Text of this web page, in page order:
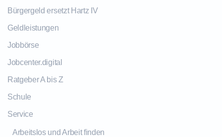
Bürgergeld ersetzt Hartz IV
Geldleistungen
Jobbörse
Jobcenter.digital
Ratgeber A bis Z
Schule
Service
Arbeitslos und Arbeit finden